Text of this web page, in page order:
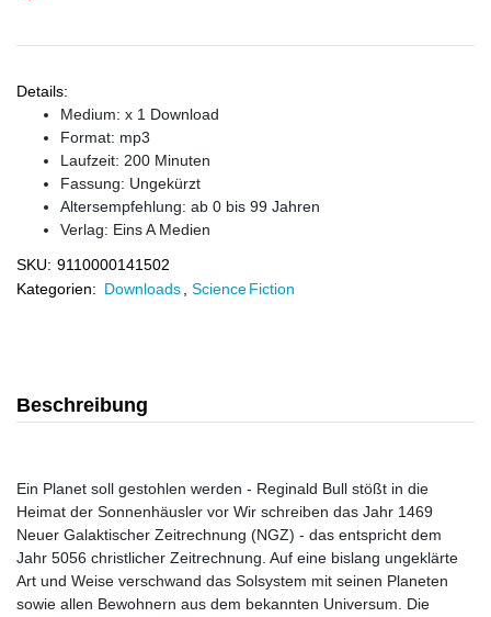
Details:
Medium: x 1 Download
Format: mp3
Laufzeit: 200 Minuten
Fassung: Ungekürzt
Altersempfehlung: ab 0 bis 99 Jahren
Verlag: Eins A Medien
SKU: 9110000141502
Kategorien: Downloads Science Fiction
Beschreibung
Ein Planet soll gestohlen werden - Reginald Bull stößt in die
Heimat der Sonnenhäusler vor Wir schreiben das Jahr 1469
Neuer Galaktischer Zeitrechnung (NGZ) - das entspricht dem
Jahr 5056 christlicher Zeitrechnung. Auf eine bislang ungeklärte
Art und Weise verschwand das Solsystem mit seinen Planeten
sowie allen Bewohnern aus dem bekannten Universum. Die